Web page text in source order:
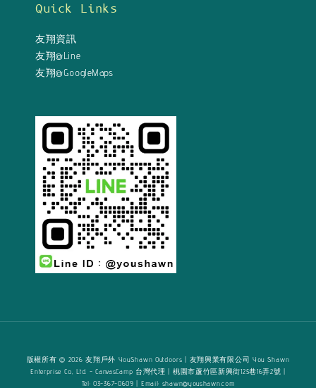
Quick Links
友翔資訊
友翔@Line
友翔@GoogleMaps
版權所有 © 2026 友翔戶外 YouShawn Outdoors | 友翔興業有限公司 You Shawn
Enterprise Co., Ltd. - CanvasCamp 台灣代理 | 桃園市蘆竹區新興街125巷16弄2號 |
Tel: 03-367-0609 | Email: shawn@youshawn.com